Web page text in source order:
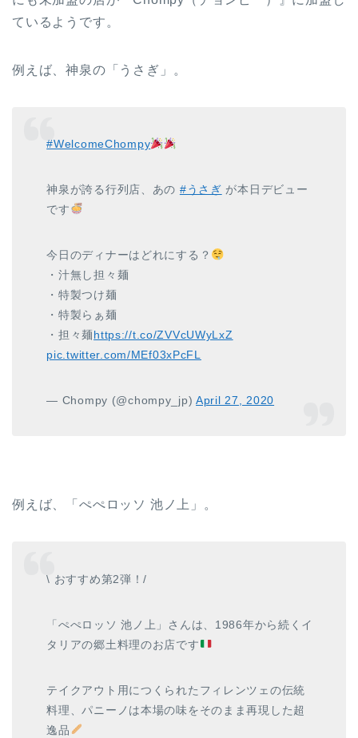
ているようです。
例えば、神泉の「うさぎ」。
#WelcomeChompy
神泉が誇る行列店、あの #うさぎ が本日デビュー
です
今日のディナーはどれにする？
・汁無し担々麺
・特製つけ麺
・特製らぁ麺
・担々麺https://t.co/ZVVcUWyLxZ
pic.twitter.com/MEf03xPcFL
— Chompy (@chompy_jp)April 27, 2020
例えば、「ぺぺロッソ 池ノ上」。
\ おすすめ第2弾！/
「ぺぺロッソ 池ノ上」さんは、1986年から続くイ
タリアの郷土料理のお店です
テイクアウト用につくられたフィレンツェの伝統
料理、パニーノは本場の味をそのまま再現した超
逸品